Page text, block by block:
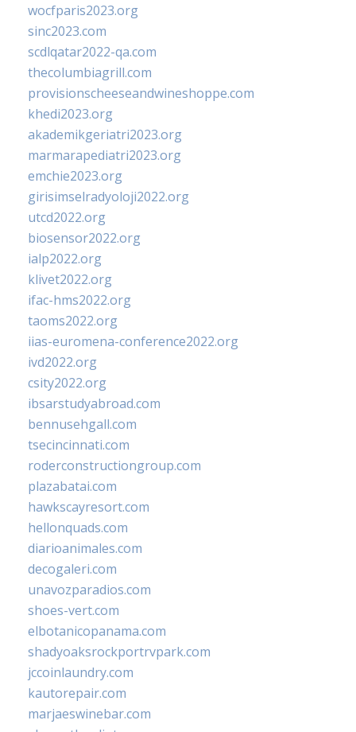
wocfparis2023.org
sinc2023.com
scdlqatar2022-qa.com
thecolumbiagrill.com
provisionscheeseandwineshoppe.com
khedi2023.org
akademikgeriatri2023.org
marmarapediatri2023.org
emchie2023.org
girisimselradyoloji2022.org
utcd2022.org
biosensor2022.org
ialp2022.org
klivet2022.org
ifac-hms2022.org
taoms2022.org
iias-euromena-conference2022.org
ivd2022.org
csity2022.org
ibsarstudyabroad.com
bennusehgall.com
tsecincinnati.com
roderconstructiongroup.com
plazabatai.com
hawkscayresort.com
hellonquads.com
diarioanimales.com
decogaleri.com
unavozparadios.com
shoes-vert.com
elbotanicopanama.com
shadyoaksrockportrvpark.com
jccoinlaundry.com
kautorepair.com
marjaeswinebar.com